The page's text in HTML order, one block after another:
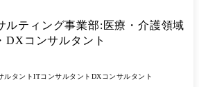
ルティング事業部:医療・介護領域
DXコンサルタント
ルタントITコンサルタント DXコンサルタント